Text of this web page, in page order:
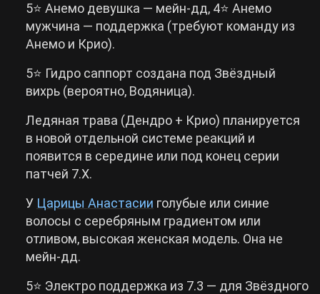
5⭐ Анемо девушка — мейн-дд, 4⭐ Анемо
мужчина — поддержка (требуют команду из
Анемо и Крио).
5⭐ Гидро саппорт создана под Звёздный
вихрь (вероятно, Водяница).
Ледяная трава (Дендро + Крио) планируется
в новой отдельной системе реакций и
появится в середине или под конец серии
патчей 7.X.
У Царицы Анастасии голубые или синие
волосы с серебряным градиентом или
отливом, высокая женская модель. Она не
мейн-дд.
5⭐ Электро поддержка из 7.3 — для Звёздного